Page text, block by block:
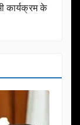
कार्यक्रम के